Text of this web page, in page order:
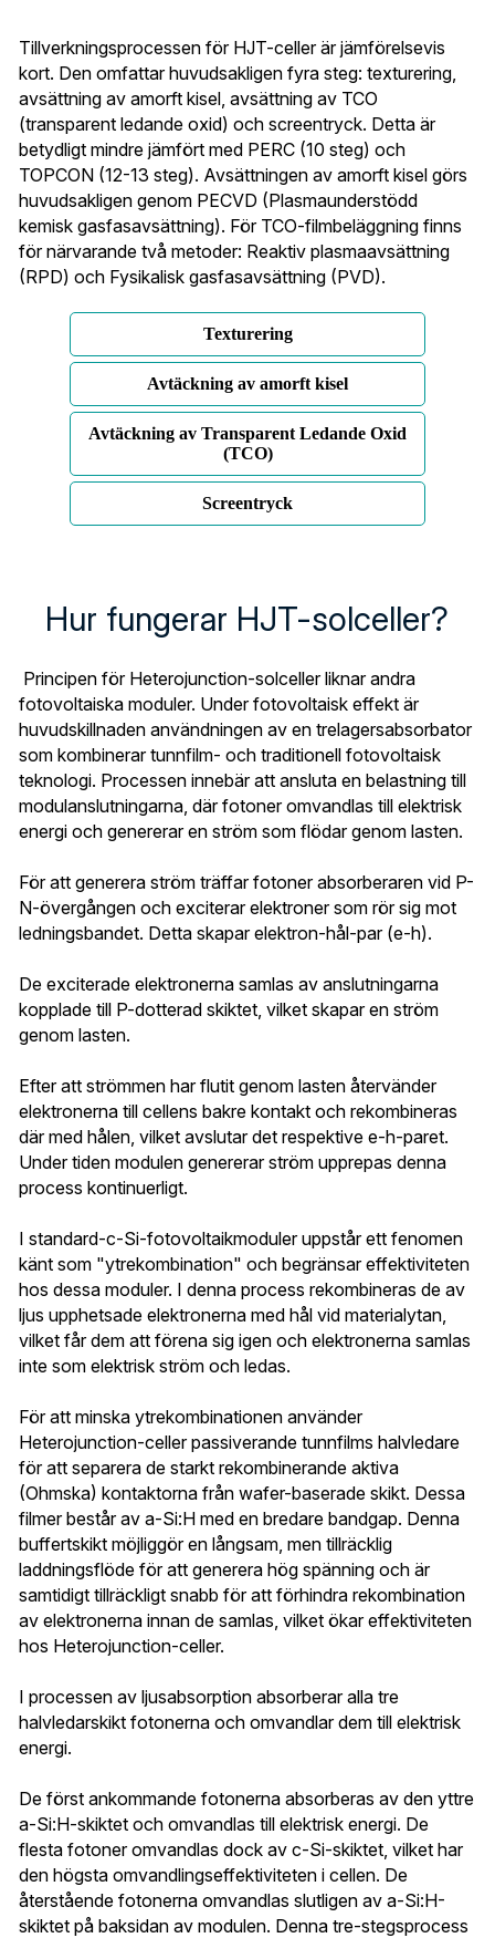
Tillverkningsprocessen för HJT-celler är jämförelsevis
kort. Den omfattar huvudsakligen fyra steg: texturering,
avsättning av amorft kisel, avsättning av TCO
(transparent ledande oxid) och screentryck. Detta är
betydligt mindre jämfört med PERC (10 steg) och
TOPCON (12-13 steg). Avsättningen av amorft kisel görs
huvudsakligen genom PECVD (Plasmaunderstödd
kemisk gasfasavsättning). För TCO-filmbeläggning finns
för närvarande två metoder: Reaktiv plasmaavsättning
(RPD) och Fysikalisk gasfasavsättning (PVD).
Hur fungerar HJT-solceller?
fotovoltaiska moduler. Under fotovoltaisk effekt är
huvudskillnaden användningen av en trelagersabsorbator
som kombinerar tunnfilm- och traditionell fotovoltaisk
teknologi. Processen innebär att ansluta en belastning till
modulanslutningarna, där fotoner omvandlas till elektrisk
energi och genererar en ström som flödar genom lasten.
För att generera ström träffar fotoner absorberaren vid P-
N-övergången och exciterar elektroner som rör sig mot
ledningsbandet. Detta skapar elektron-hål-par (e-h).
De exciterade elektronerna samlas av anslutningarna
kopplade till P-dotterad skiktet, vilket skapar en ström
genom lasten.
Efter att strömmen har flutit genom lasten återvänder
elektronerna till cellens bakre kontakt och rekombineras
där med hålen, vilket avslutar det respektive e-h-paret.
Under tiden modulen genererar ström upprepas denna
process kontinuerligt.
I standard-c-Si-fotovoltaikmoduler uppstår ett fenomen
känt som "ytrekombination" och begränsar effektiviteten
hos dessa moduler. I denna process rekombineras de av
ljus upphetsade elektronerna med hål vid materialytan,
vilket får dem att förena sig igen och elektronerna samlas
inte som elektrisk ström och ledas.
För att minska ytrekombinationen använder
Heterojunction-celler passiverande tunnfilms halvledare
för att separera de starkt rekombinerande aktiva
(Ohmska) kontaktorna från wafer-baserade skikt. Dessa
filmer består av a-Si:H med en bredare bandgap. Denna
buffertskikt möjliggör en långsam, men tillräcklig
laddningsflöde för att generera hög spänning och är
samtidigt tillräckligt snabb för att förhindra rekombination
av elektronerna innan de samlas, vilket ökar effektiviteten
hos Heterojunction-celler.
I processen av ljusabsorption absorberar alla tre
halvledarskikt fotonerna och omvandlar dem till elektrisk
energi.
De först ankommande fotonerna absorberas av den yttre
a-Si:H-skiktet och omvandlas till elektrisk energi. De
flesta fotoner omvandlas dock av c-Si-skiktet, vilket har
den högsta omvandlingseffektiviteten i cellen. De
återstående fotonerna omvandlas slutligen av a-Si:H-
skiktet på baksidan av modulen. Denna tre-stegsprocess